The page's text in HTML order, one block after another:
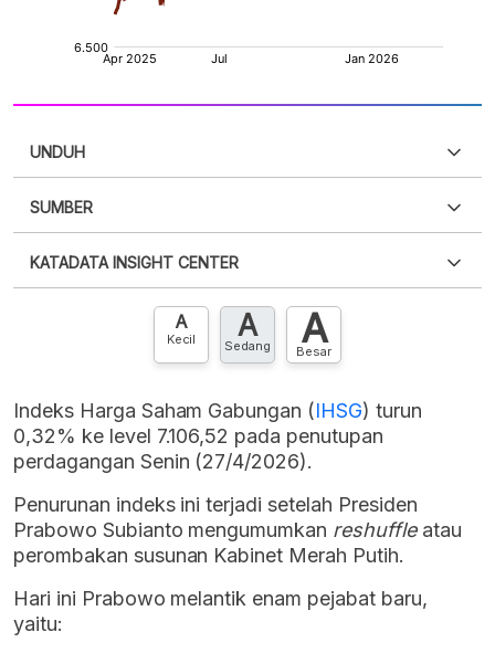
UNDUH
XLS
SUMBER
punya akun?Silakan Daftar sekarang
KATADATA INSIGHT CENTER
Hubungi sekarang »
A
Kecil A
Sedang A
Besar
Indeks Harga Saham Gabungan (IHSG) turun
0,32% ke level 7.106,52 pada penutupan
perdagangan Senin (27/4/2026).
Penurunan indeks initerjadi setelah Presiden
Prabowo Subianto mengumumkan reshuffleatau
perombakan susunan Kabinet Merah Putih.
Hari ini Prabowo melantik enam pejabat baru,
yaitu: